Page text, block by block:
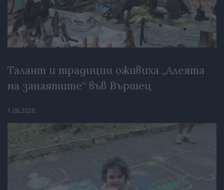
Талант и традиции оживиха „Алеята
на занаятите“ във Вършец
1.08.2026